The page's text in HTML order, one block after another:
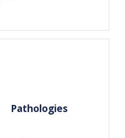
Pathologies